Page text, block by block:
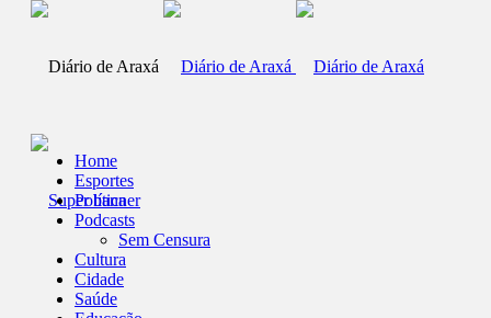
Home
Esportes
Política
Podcasts
Sem Censura
Cultura
Cidade
Saúde